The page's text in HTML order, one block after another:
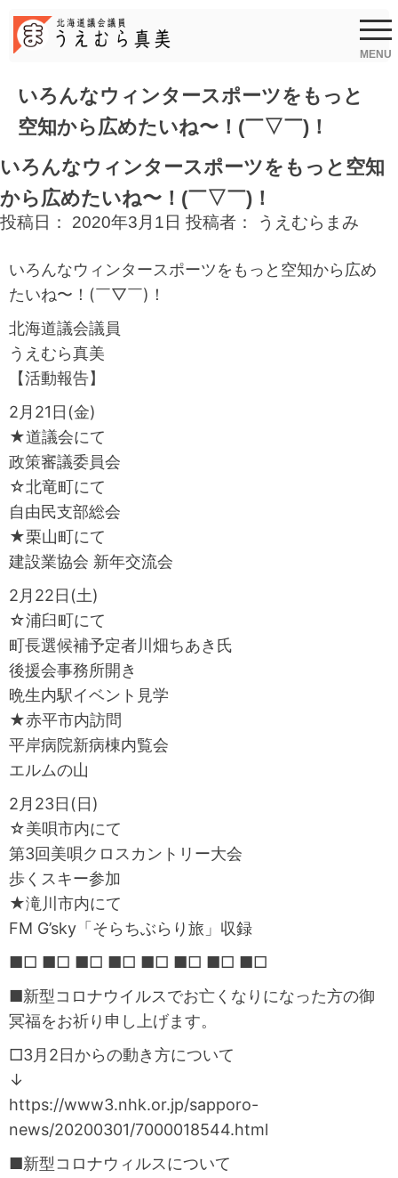
content
MENU
いろんなウィンタースポーツをもっと
空知から広めたいね〜！(￣▽￣)！
いろんなウィンタースポーツをもっと空知
から広めたいね〜！(￣▽￣)！
投稿日： 2020年3月1日 投稿者： うえむらまみ
いろんなウィンタースポーツをもっと空知から広め
たいね〜！(￣▽￣)！
北海道議会議員
うえむら真美
【活動報告】
2月21日(金)
★道議会にて
政策審議委員会
☆北竜町にて
自由民支部総会
★栗山町にて
建設業協会 新年交流会
2月22日(土)
☆浦臼町にて
町長選候補予定者川畑ちあき氏
後援会事務所開き
晩生内駅イベント見学
★赤平市内訪問
平岸病院新病棟内覧会
エルムの山
2月23日(日)
☆美唄市内にて
第3回美唄クロスカントリー大会
歩くスキー参加
★滝川市内にて
FM G’sky「そらちぶらり旅」収録
■□ ■□ ■□ ■□ ■□ ■□ ■□ ■□
■新型コロナウイルスでお亡くなりになった方の御
冥福をお祈り申し上げます。
□3月2日からの動き方について
↓
https://www3.nhk.or.jp/sapporo-
news/20200301/7000018544.html
■新型コロナウィルスについて